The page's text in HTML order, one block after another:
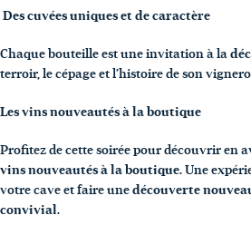
Des cuvées uniques et de caractère
Chaque bouteille est une invitation à la
terroir, le cépage et l’histoire de son
Les vins nouveautés à la boutique
Profitez de cette soirée pour découvrir en
vins nouveautés à la boutique. Une
votre cave et faire une découverte
convivial.